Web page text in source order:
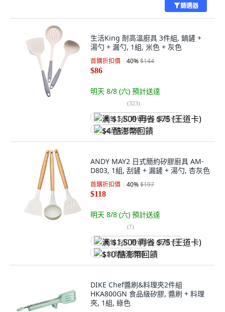
篩選器
生活King 耐高溫廚具 3件組, 鍋鏟 +
湯勺 + 漏勺, 1組, 米色 + 灰色
首購折扣價 40%$144
$86
明天 8/8 (六) 預計送達
(323)
满 $1,500 再省 $75 (王道卡)
$4 酷澎幣回饋
ANDY MAY2 日式簡約矽膠廚具 AM-
D803, 1組, 刮鏟 + 漏鏟 + 湯勺, 杏灰色
首購折扣價 40%$197
$118
明天 8/8 (六) 預計送達
(7)
满 $1,500 再省 $75 (王道卡)
$10 酷澎幣回饋
DIKE Chef醬刷&料理夾2件組
HKA800GN 食品級矽膠, 醬刷 + 料理
夾, 1組, 綠色